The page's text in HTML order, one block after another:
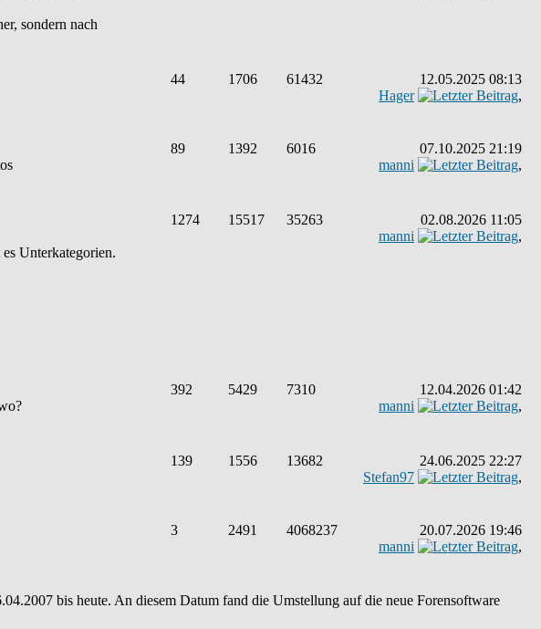
sondern nach
44 1706 61432
12.05.2025 08:13
Hager
,
89 1392 6016
07.10.2025 21:19
manni
,
Unterkategorien.
1274 15517 35263
02.08.2026 11:05
manni
,
392 5429 7310
12.04.2026 01:42
manni
,
139 1556 13682
24.06.2025 22:27
Stefan97
,
3 2491 4068237
20.07.2026 19:46
manni
,
bis heute. An diesem Datum fand die Umstellung auf die neue Forensoftware